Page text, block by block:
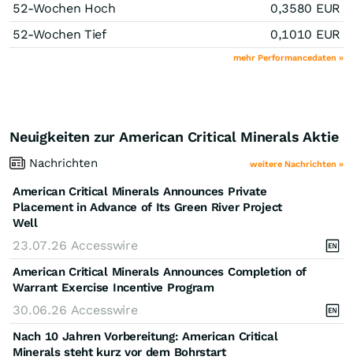
52-Wochen Hoch 0,3580 EUR
52-Wochen Tief
0,1010 EUR
mehr Performancedaten »
Neuigkeiten zur American Critical Minerals Aktie
Nachrichten weitere Nachrichten »
American Critical Minerals Announces Private
Placement in Advance of Its Green River Project
Well
23.07.26 Accesswire
American Critical Minerals Announces Completion of
Warrant Exercise Incentive Program
30.06.26 Accesswire
Nach 10 Jahren Vorbereitung: American Critical
Minerals steht kurz vor dem Bohrstart